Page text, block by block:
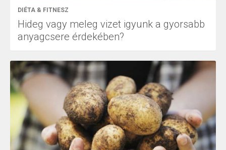
DIÉTA & FITNESZ
Hideg vagy meleg vizet igyunk a gyorsabb
anyagcsere érdekében?